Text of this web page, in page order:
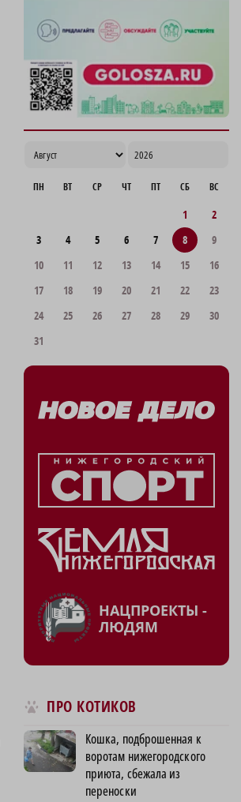
ПН ВТ СР ЧТ ПТ СБ ВС
1
2
3
4 5 6 7 8
9
10
11 12 13 14 15
16
17
18 19 20 21 22
23
24
25 26 27 28 29
30
31
НАЦПРОЕКТЫ -
ЛЮДЯМ
ПРО КОТИКОВ
Кошка, подброшенная к
воротам нижегородского
приюта, сбежала из
переноски